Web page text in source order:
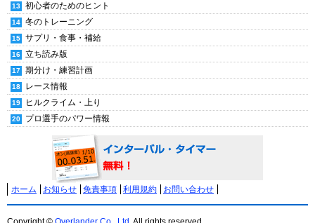
初心者のためのヒント
冬のトレーニング
サプリ・食事・補給
立ち読み版
期分け・練習計画
レース情報
ヒルクライム・上り
プロ選手のパワー情報
ホーム お知らせ 免責事項 利用規約 お問い合わせ